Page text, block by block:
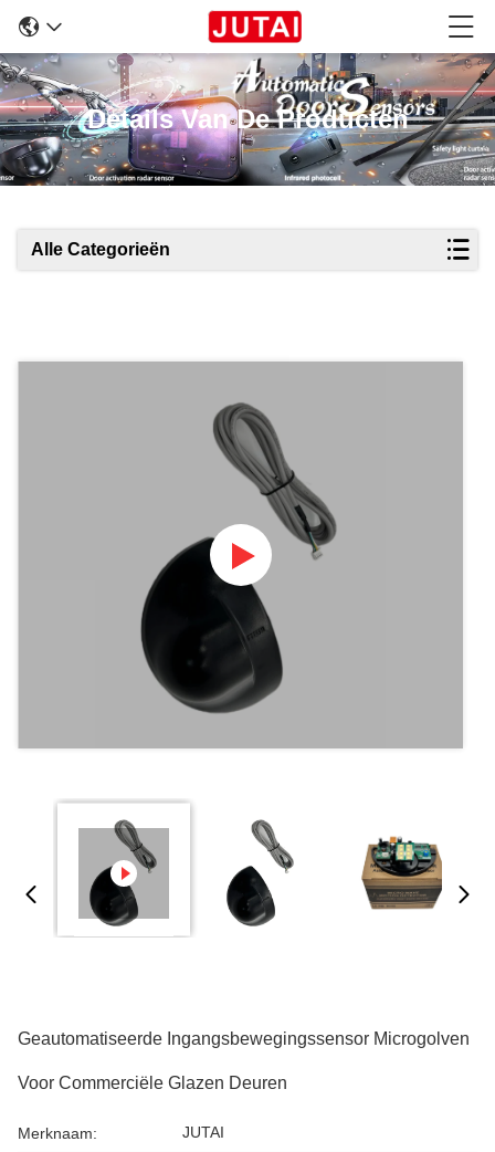
Details Van De Producten
Alle Categorieën
Geautomatiseerde Ingangsbewegingssensor Microgolven
Voor Commerciële Glazen Deuren
Merknaam: JUTAI